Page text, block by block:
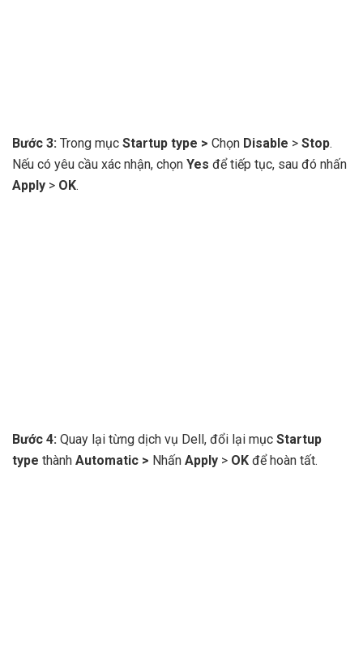
Bước 3: Trong mục Startup type > Chọn Disable > Stop.
Nếu có yêu cầu xác nhận, chọn Yes để tiếp tục, sau đó nhấn
Apply > OK.
Bước 4: Quay lại từng dịch vụ Dell, đổi lại mục Startup
type thành Automatic > Nhấn Apply > OK để hoàn tất.